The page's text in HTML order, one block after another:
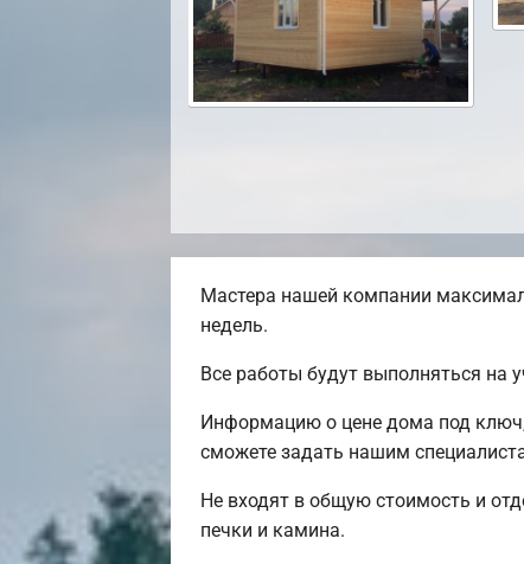
Мастера нашей компании
недель.
Все работы будут выполняться на
Информацию о цене дома под
сможете задать нашим
Не входят в общую стоимость и
печки и камина.